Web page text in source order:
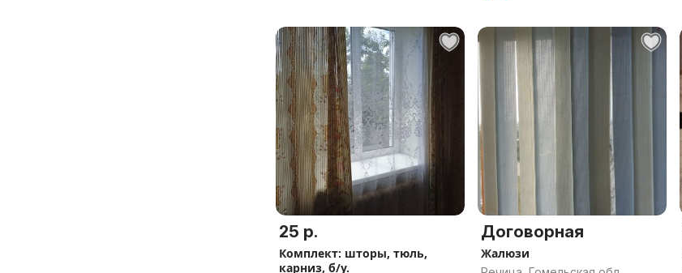
25 р.
Комплект: шторы, тюль,
карниз, б/у.
Договорная
Жалюзи